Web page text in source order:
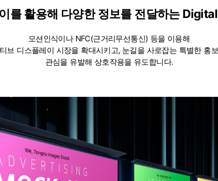
를 활용해 다양한 정보를 전달하는
모션인식이나 NFC(근거리무선통신) 등을 이용해
브 디스플레이 시장을 확대시키고, 눈길을 사로잡는 특별한 홍
관심을 유발해 상호작용을 유도합니다.